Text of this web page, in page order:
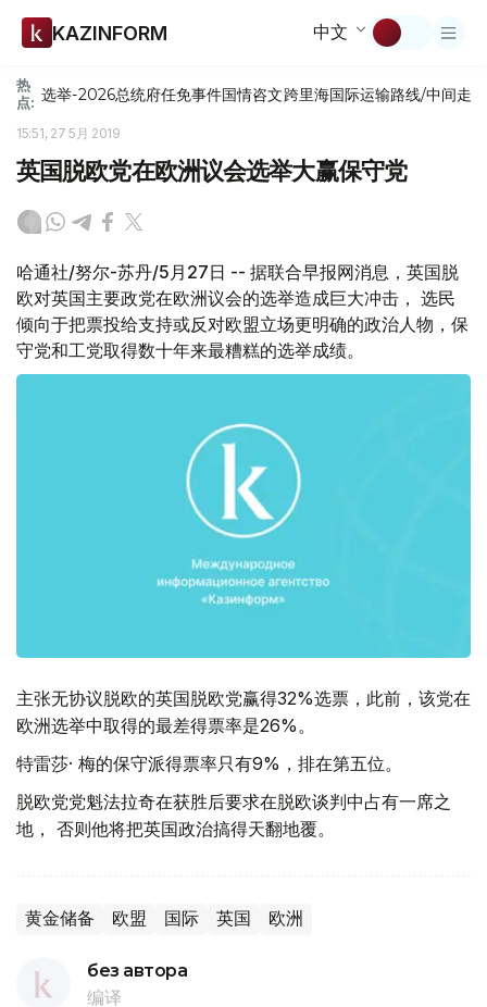
KAZINFORM 中文
热
点: 选举-2026总统府任免事件国情咨文跨里海国际运输路线/中间走廊
15:51, 27 5月 2019
英国脱欧党在欧洲议会选举大赢保守党
哈通社/努尔-苏丹/5月27日 -- 据联合早报网消息，英国脱
欧对英国主要政党在欧洲议会的选举造成巨大冲击， 选民
倾向于把票投给支持或反对欧盟立场更明确的政治人物，保
守党和工党取得数十年来最糟糕的选举成绩。
主张无协议脱欧的英国脱欧党赢得32%选票，此前，该党在
欧洲选举中取得的最差得票率是26%。
特雷莎· 梅的保守派得票率只有9%，排在第五位。
脱欧党党魁法拉奇在获胜后要求在脱欧谈判中占有一席之
地， 否则他将把英国政治搞得天翻地覆。
黄金储备 欧盟 国际 英国 欧洲
без автора
编译